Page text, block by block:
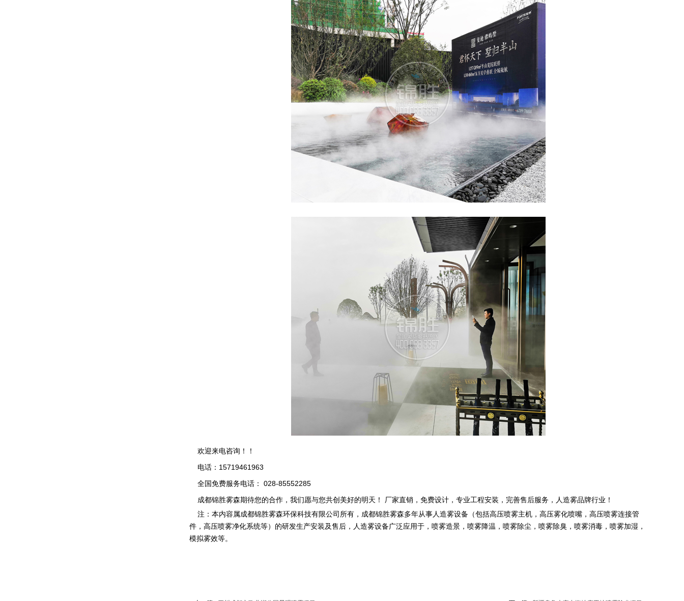
欢迎来电咨询！！
电话：15719461963
全国免费服务电话： 028-85552285
成都锦胜雾森期待您的合作，我们愿与您共创美好的明天！ 厂家直销，免费设计，专业工程安装，完善售后服务，人造雾品牌行业！
注：本内容属成都锦胜雾森环保科技有限公司所有，成都锦胜雾森多年从事人造雾设备（包括高压喷雾主机，高压雾化喷嘴，高压喷雾连接管
件，高压喷雾净化系统等）的研发生产安装及售后，人造雾设备广泛应用于，喷雾造景，喷雾降温，喷雾除尘，喷雾除臭，喷雾消毒，喷雾加湿，
模拟雾效等。